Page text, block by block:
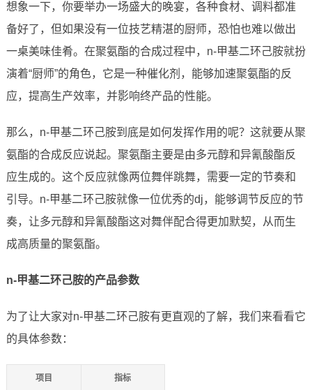
想象一下，你要举办一场盛大的晚宴，各种食材、调料都准
备好了，但如果没有一位技艺精湛的厨师，恐怕也难以做出
一桌美味佳肴。在聚氨酯的合成过程中，n-甲基二环己胺就扮
演着“厨师”的角色，它是一种催化剂，能够加速聚氨酯的反
应，提高生产效率，并影响终产品的性能。
那么，n-甲基二环己胺到底是如何发挥作用的呢？这就要从聚
氨酯的合成反应说起。聚氨酯主要是由多元醇和异氰酸酯反
应生成的。这个反应就像两位舞伴跳舞，需要一定的节奏和
引导。n-甲基二环己胺就像一位优秀的dj，能够调节反应的节
奏，让多元醇和异氰酸酯这对舞伴配合得更加默契，从而生
成高质量的聚氨酯。
n-甲基二环己胺的产品参数
为了让大家对n-甲基二环己胺有更直观的了解，我们来看看它
的具体参数：
项目 指标